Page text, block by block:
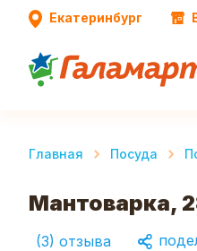
Екатеринбург
Главная Посуда
Мантоварка,
(3) отзыва